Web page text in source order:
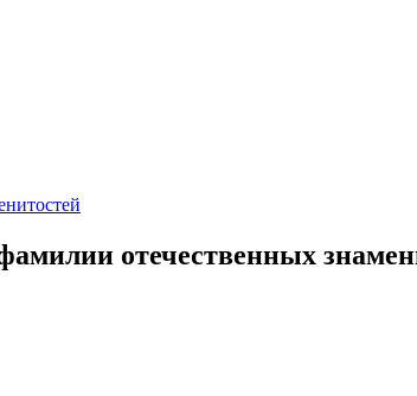
отечественных